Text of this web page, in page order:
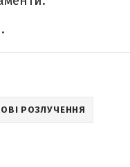
РОЗЛУЧЕННЯ